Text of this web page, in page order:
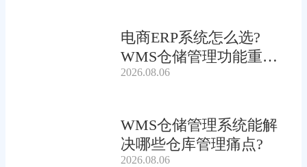
电商ERP系统怎么选?
WMS仓储管理功能重要
吗?
2026.08.06
WMS仓储管理系统能解
决哪些仓库管理痛点?
2026.08.06